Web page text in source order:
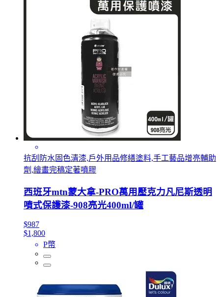
抗刮防水固色清漆,戶外用品修繕塗料,手工藝品增亮輔助
劑,繪畫完稿定著噴膠
西班牙mtn蒙大拿-PRO萬用壓克力凡尼斯透明
噴式保護漆-908亮光400ml/罐
$987
$1,800
P幣